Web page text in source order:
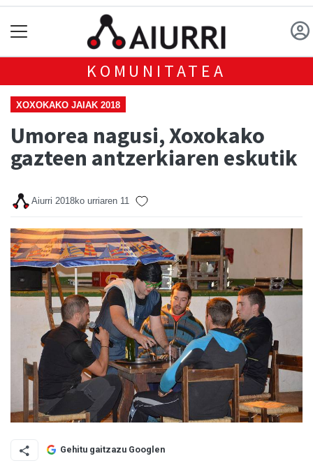
KOMUNITATEA
XOXOKAKO JAIAK 2018
Umorea nagusi, Xoxokako
gazteen antzerkiaren eskutik
Aiurri 2018ko urriaren 11
Gehitu gaitzazu Googlen